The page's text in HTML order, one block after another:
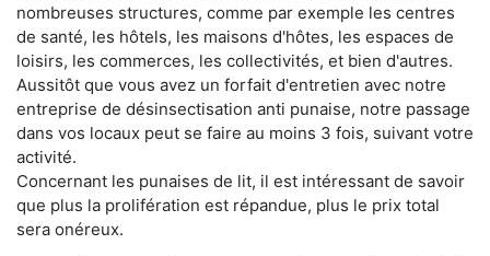
nombreuses structures, comme par exemple les centres
de santé, les hôtels, les maisons d'hôtes, les espaces de
loisirs, les commerces, les collectivités, et bien d'autres.
Aussitôt que vous avez un forfait d'entretien avec notre
entreprise de désinsectisation anti punaise, notre passage
dans vos locaux peut se faire au moins 3 fois, suivant votre
activité.
Concernant les punaises de lit, il est intéressant de savoir
que plus la prolifération est répandue, plus le prix total
sera onéreux.